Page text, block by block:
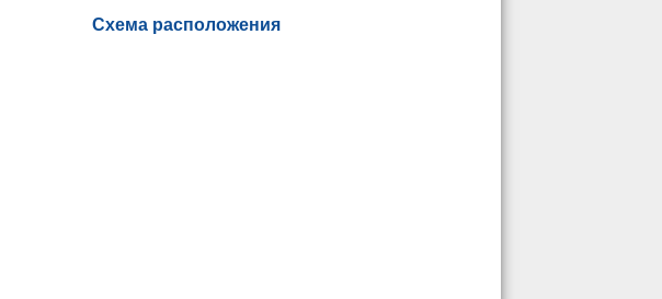
Схема расположения